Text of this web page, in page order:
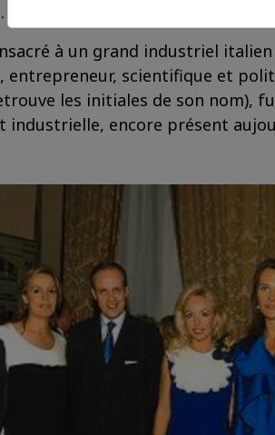
à un grand industriel italien
, entrepreneur, scientifique et
les initiales de son nom),
industrielle, encore présent